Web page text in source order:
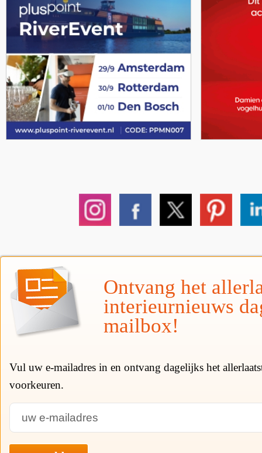
Ontvang het
interieurnieuws
mailbox!
Vul uw e-mailadres in en ontvang dagelijks het
voorkeuren.